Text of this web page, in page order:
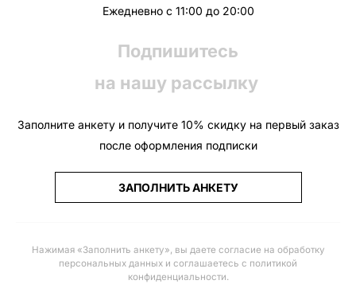
Ежедневно с 11:00 до 20:00
Подпишитесь
на нашу рассылку
Заполните анкету и получите 10% скидку на первый заказ
после оформления подписки
ЗАПОЛНИТЬ АНКЕТУ
Нажимая «Заполнить анкету», вы даете согласие на обработку
персональных данных и соглашаетесь с политикой
конфиденциальности.